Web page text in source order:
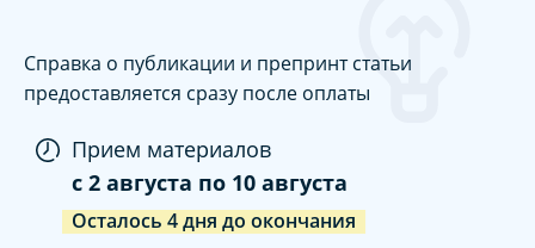
Справка о публикации и препринт статьи
предоставляется сразу после оплаты
Прием материалов
c 2 августа по 10 августа
Осталось 4дня до окончания